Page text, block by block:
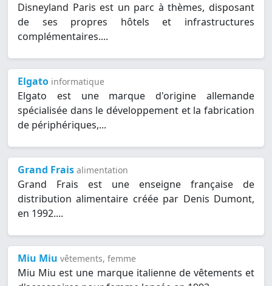
Disneyland Paris est un parc à thèmes, disposant
de ses propres hôtels et infrastructures
complémentaires....
Elgato informatique
Elgato est une marque d'origine allemande
spécialisée dans le développement et la fabrication
de périphériques,...
Grand Frais alimentation
Grand Frais est une enseigne française de
distribution alimentaire créée par Denis Dumont,
en 1992....
Miu Miu vêtements, femme
Miu Miu est une marque italienne de vêtements et